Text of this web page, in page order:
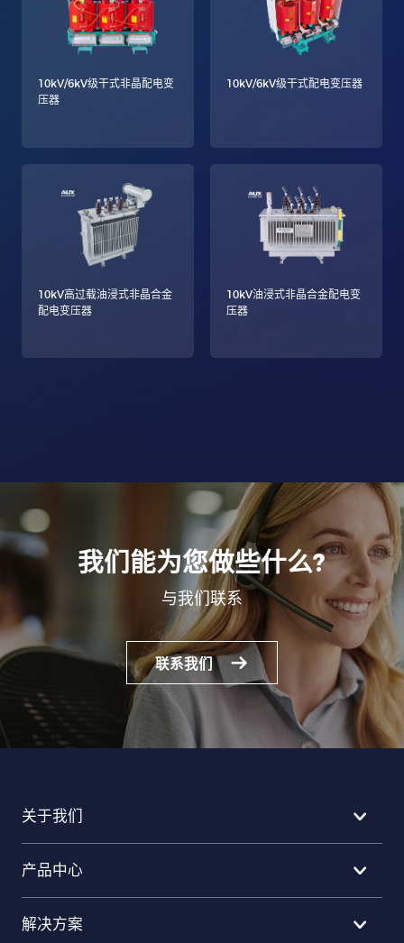
10kV/6kV级干式非晶配电变
压器
10kV/6kV级干式配电变压器
10kV高过载油浸式非晶合金
配电变压器
10kV油浸式非晶合金配电变
压器
我们能为您做些什么?
与我们联系
联系我们
关于我们
产品中心
解决方案